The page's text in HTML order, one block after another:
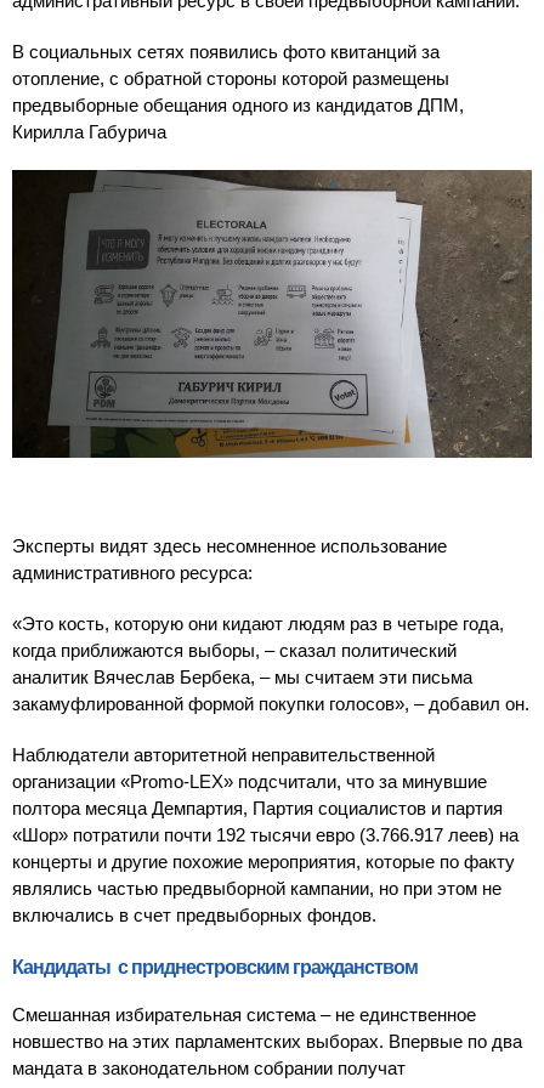
В социальных сетях появились фото квитанций за
отопление, с обратной стороны которой размещены
предвыборные обещания одного из кандидатов ДПМ,
Кирилла Габурича
Эксперты видят здесь несомненное использование
административного ресурса:
«Это кость, которую они кидают людям раз в четыре года,
когда приближаются выборы, – сказал политический
аналитик Вячеслав Бербека, – мы считаем эти письма
закамуфлированной формой покупки голосов», – добавил он.
Наблюдатели авторитетной неправительственной
организации «Promo-LEX» подсчитали, что за минувшие
полтора месяца Демпартия, Партия социалистов и партия
«Шор» потратили почти 192 тысячи евро (3.766.917 леев) на
концерты и другие похожие мероприятия, которые по факту
являлись частью предвыборной кампании, но при этом не
включались в счет предвыборных фондов.
Кандидаты с приднестровским гражданством
Смешанная избирательная система – не единственное
новшество на этих парламентских выборах. Впервые по два
мандата в законодательном собрании получат